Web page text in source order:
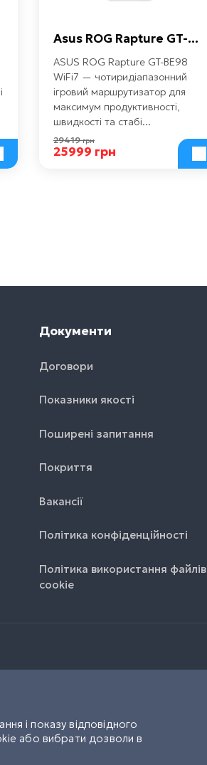
Asus ROG Rapture GT-...
ASUS ROG Rapture GT-BE98
WiFi7 — чотиридіапазонний
ігровий маршрутизатор для
максимум продуктивності,
швидкості та стабі...
29419грн
25999 грн
Документи
Договори
Показники якості
Поширені запитання
Покриття
Вакансії
Політика конфіденційності
Політика використання файлів
cookie
і показу відповідного
або вибрати дозволи в